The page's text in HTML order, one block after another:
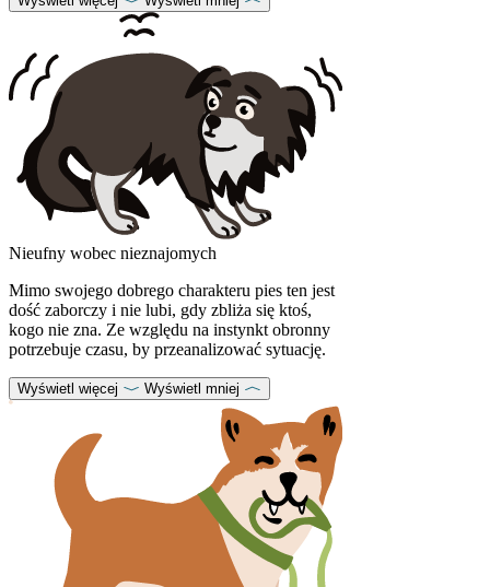
Nieufny wobec nieznajomych
Mimo swojego dobrego charakteru pies ten jest
dość zaborczy i nie lubi, gdy zbliża się ktoś,
kogo nie zna. Ze względu na instynkt obronny
potrzebuje czasu, by przeanalizować sytuację.
Wyświetl więcej Wyświetl mniej